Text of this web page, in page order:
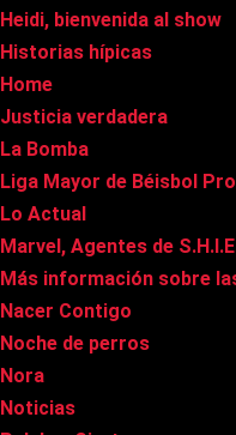
Heidi, bienvenida al show
Historias hípicas
Home
Justicia verdadera
La Bomba
Liga Mayor de Béisbol
Lo Actual
Marvel, Agentes de
Más información sobre
Nacer Contigo
Noche de perros
Nora
Noticias